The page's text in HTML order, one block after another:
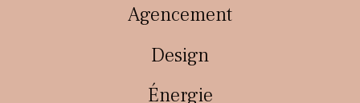
Agencement
Design
Énergie